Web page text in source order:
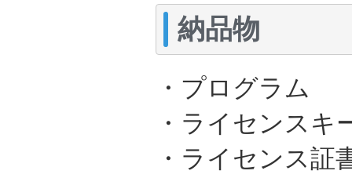
納品物
・プログラム
・ライセンスキ
・ライセンス証